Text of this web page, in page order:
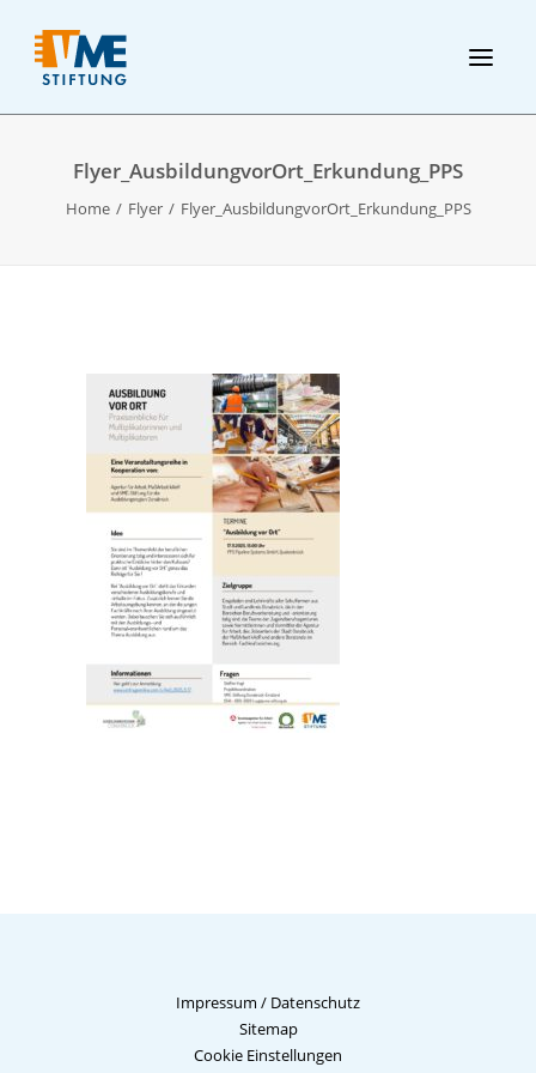
Flyer_AusbildungvorOrt_Erkundung_PPS
Home Flyer Flyer_AusbildungvorOrt_Erkundung_PPS
Impressum / Datenschutz
Sitemap
Cookie Einstellungen